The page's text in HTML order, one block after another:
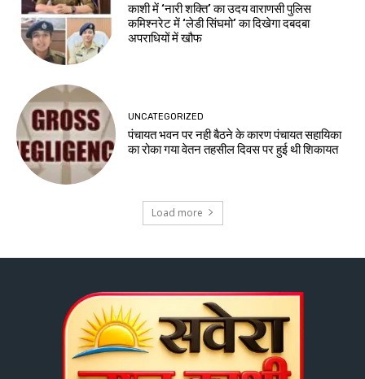
काशी में ‘नारी शक्ति’ का उदय वाराणसी पुलिस
कमिश्नरेट में ‘लेडी सिंघमो’ का दिखेगा दबदबा
अपराधियों में खौफ
UNCATEGORIZED
पंचायत भवन पर नही बैठने के कारण पंचायत सहायिका
का रोका गया वेतन तहसील दिवस पर हुई थी शिकायत
Load more